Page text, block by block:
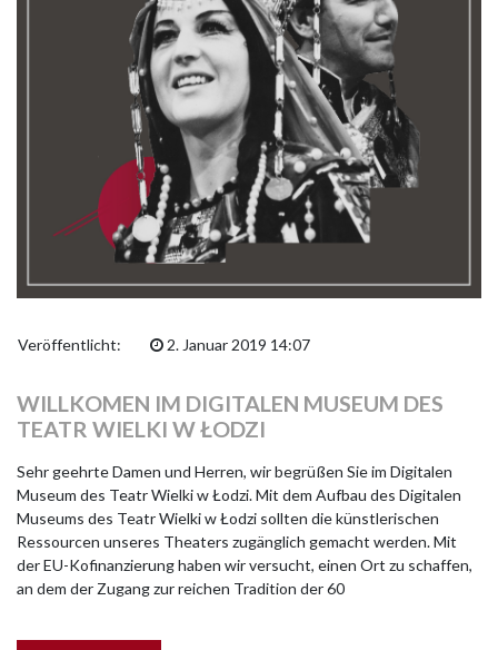
Veröffentlicht: 2. Januar 2019 14:07
WILLKOMEN IM DIGITALEN MUSEUM DES
TEATR WIELKI W ŁODZI
Sehr geehrte Damen und Herren, wir begrüßen Sie im Digitalen
Museum des Teatr Wielki w Łodzi. Mit dem Aufbau des Digitalen
Museums des Teatr Wielki w Łodzi sollten die künstlerischen
Ressourcen unseres Theaters zugänglich gemacht werden. Mit
der EU-Kofinanzierung haben wir versucht, einen Ort zu schaffen,
an dem der Zugang zur reichen Tradition der 60